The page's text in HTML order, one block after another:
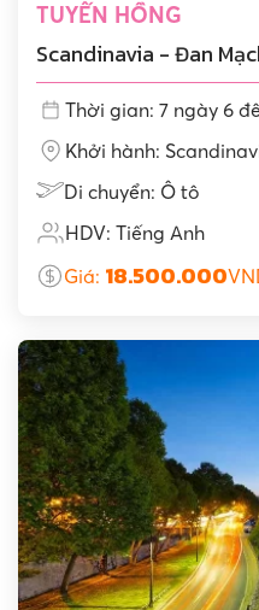
TUYẾN HỒNG
Scandinavia - Đan
Thời gian: 7 ngày 6
Khởi hành:
Di chuyển: Ô tô
HDV: Tiếng Anh
Giá: 18.500.000